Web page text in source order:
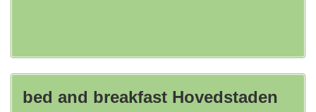
bed and breakfast Hovedstaden